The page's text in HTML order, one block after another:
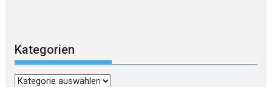
Kategorien
Kategorien